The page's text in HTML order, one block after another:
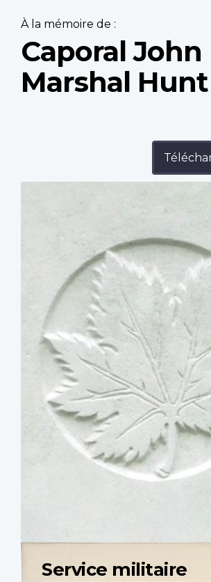
À la mémoire de :
Caporal John
Marshal Hunt
Service militaire